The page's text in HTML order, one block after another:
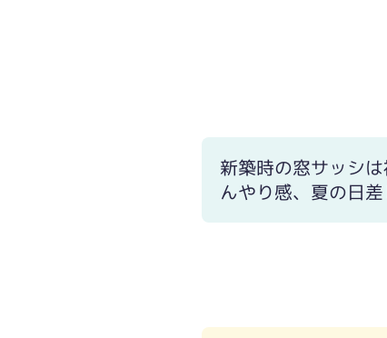
新築時の窓サッシ
んやり感、夏の日